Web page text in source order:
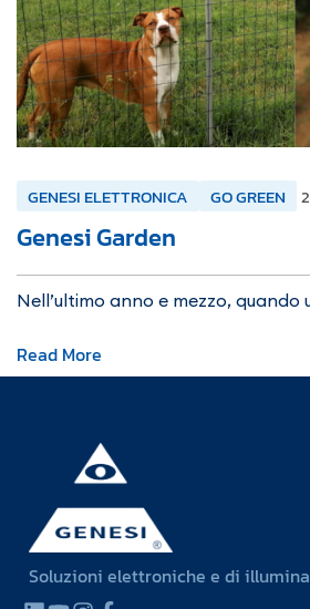
GENESI ELETTRONICA GO GREEN
Genesi Garden
Nell’ultimo anno e mezzo, quando
Read More
Soluzioni elettroniche e di